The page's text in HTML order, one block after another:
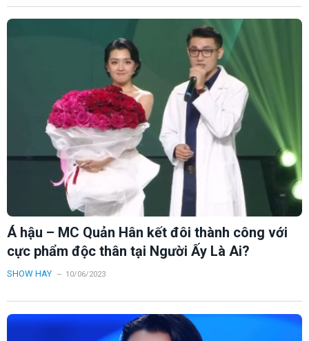
Á hậu – MC Quản Hân kết đôi thành công với
cực phẩm độc thân tại Người Ấy Là Ai?
SHOW HAY 10/06/2023